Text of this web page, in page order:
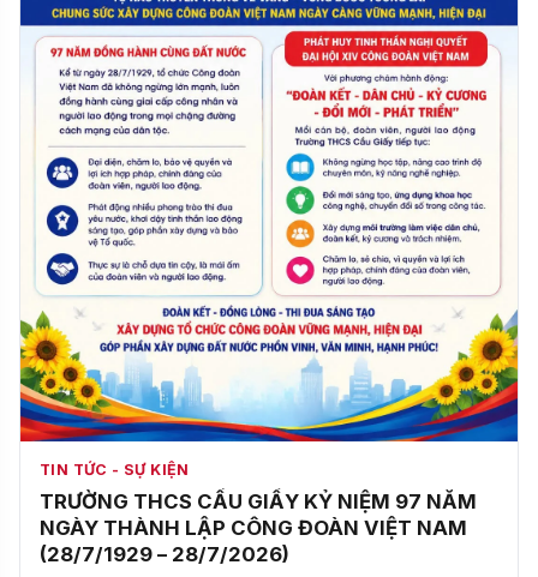
TIN TỨC - SỰ KIỆN
TRƯỜNG THCS CẦU GIẤY KỶ NIỆM 97 NĂM
NGÀY THÀNH LẬP CÔNG ĐOÀN VIỆT NAM
(28/7/1929 – 28/7/2026)